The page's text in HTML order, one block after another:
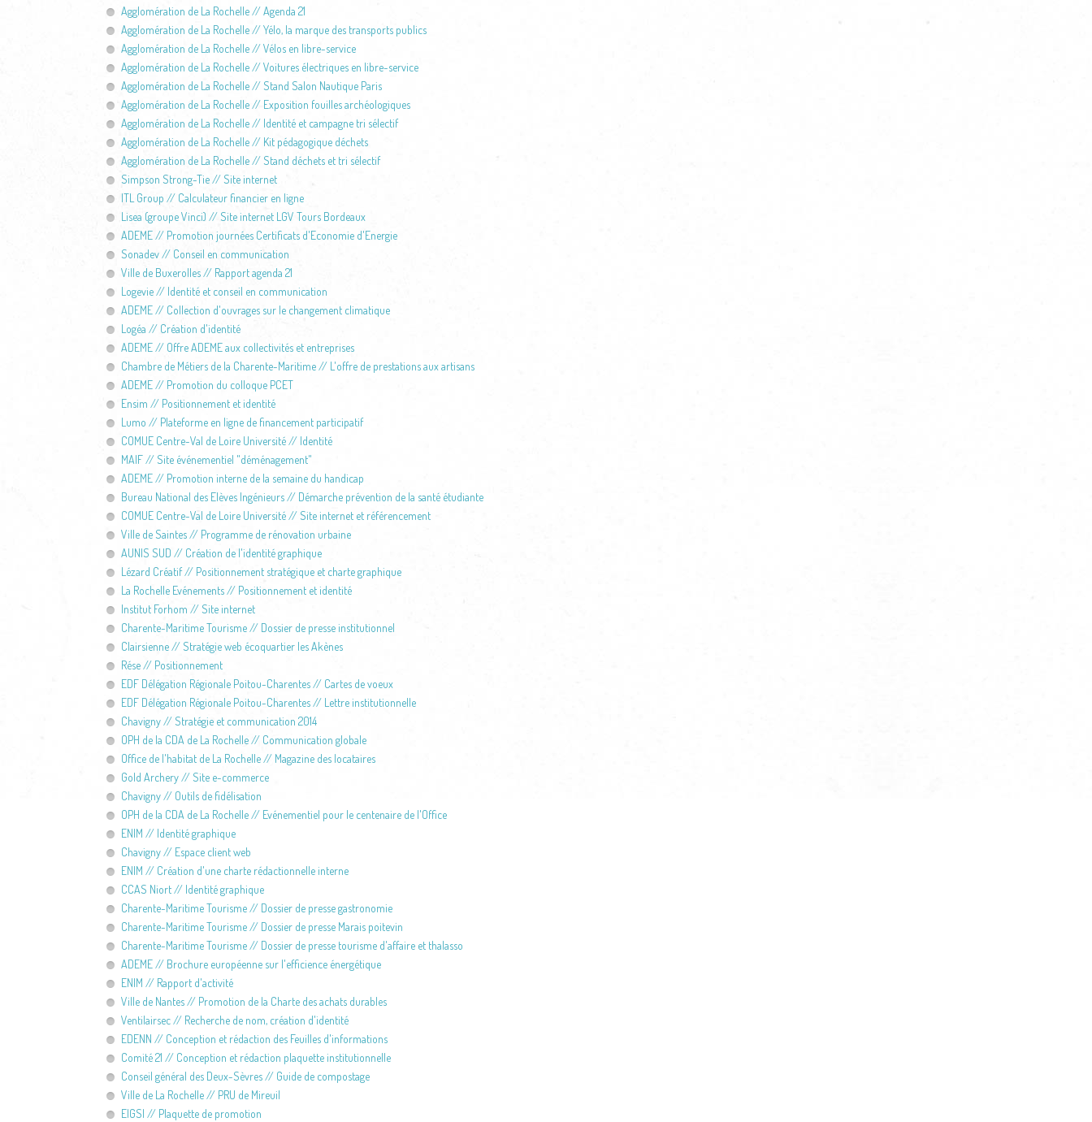
Agglomération de La Rochelle // Agenda 21
Agglomération de La Rochelle // Yélo, la marque des transports publics
Agglomération de La Rochelle // Vélos en libre-service
Agglomération de La Rochelle // Voitures électriques en libre-service
Agglomération de La Rochelle // Stand Salon Nautique Paris
Agglomération de La Rochelle // Exposition fouilles archéologiques
Agglomération de La Rochelle // Identité et campagne tri sélectif
Agglomération de La Rochelle // Kit pédagogique déchets
Agglomération de La Rochelle // Stand déchets et tri sélectif
Simpson Strong-Tie // Site internet
ITL Group // Calculateur financier en ligne
Lisea (groupe Vinci) // Site internet LGV Tours Bordeaux
ADEME // Promotion journées Certificats d'Economie d'Energie
Sonadev // Conseil en communication
Ville de Buxerolles // Rapport agenda 21
Logevie // Identité et conseil en communication
ADEME // Collection d'ouvrages sur le changement climatique
Logéa // Création d'identité
ADEME // Offre ADEME aux collectivités et entreprises
Chambre de Métiers de la Charente-Maritime // L'offre de prestations aux artisans
ADEME // Promotion du colloque PCET
Ensim // Positionnement et identité
Lumo // Plateforme en ligne de financement participatif
COMUE Centre-Val de Loire Université // Identité
MAIF // Site événementiel "déménagement"
ADEME // Promotion interne de la semaine du handicap
Bureau National des Elèves Ingénieurs // Démarche prévention de la santé étudiante
COMUE Centre-Val de Loire Université // Site internet et référencement
Ville de Saintes // Programme de rénovation urbaine
AUNIS SUD // Création de l'identité graphique
Lézard Créatif // Positionnement stratégique et charte graphique
La Rochelle Evénements // Positionnement et identité
Institut Forhom // Site internet
Charente-Maritime Tourisme // Dossier de presse institutionnel
Clairsienne // Stratégie web écoquartier les Akènes
Rése // Positionnement
EDF Délégation Régionale Poitou-Charentes // Cartes de voeux
EDF Délégation Régionale Poitou-Charentes // Lettre institutionnelle
Chavigny // Stratégie et communication 2014
OPH de la CDA de La Rochelle // Communication globale
Office de l'habitat de La Rochelle // Magazine des locataires
Gold Archery // Site e-commerce
Chavigny // Outils de fidélisation
OPH de la CDA de La Rochelle // Evénementiel pour le centenaire de l'Office
ENIM // Identité graphique
Chavigny // Espace client web
ENIM // Création d'une charte rédactionnelle interne
CCAS Niort // Identité graphique
Charente-Maritime Tourisme // Dossier de presse gastronomie
Charente-Maritime Tourisme // Dossier de presse Marais poitevin
Charente-Maritime Tourisme // Dossier de presse tourisme d'affaire et thalasso
ADEME // Brochure européenne sur l'efficience énergétique
ENIM // Rapport d'activité
Ville de Nantes // Promotion de la Charte des achats durables
Ventilairsec // Recherche de nom, création d'identité
EDENN // Conception et rédaction des Feuilles d'informations
Comité 21 // Conception et rédaction plaquette institutionnelle
Conseil général des Deux-Sèvres // Guide de compostage
Ville de La Rochelle // PRU de Mireuil
EIGSI // Plaquette de promotion